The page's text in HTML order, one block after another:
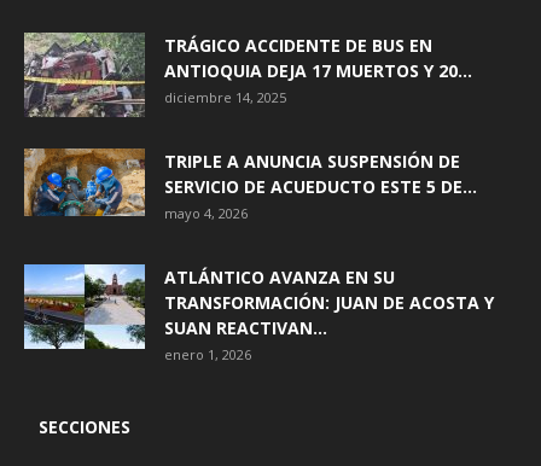
TRÁGICO ACCIDENTE DE BUS EN
ANTIOQUIA DEJA 17 MUERTOS Y 20...
diciembre 14, 2025
TRIPLE A ANUNCIA SUSPENSIÓN DE
SERVICIO DE ACUEDUCTO ESTE 5 DE...
mayo 4, 2026
ATLÁNTICO AVANZA EN SU
TRANSFORMACIÓN: JUAN DE ACOSTA Y
SUAN REACTIVAN...
enero 1, 2026
SECCIONES